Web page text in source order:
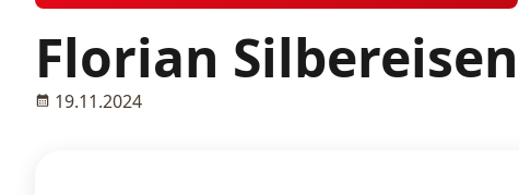
Florian
19.11.2024